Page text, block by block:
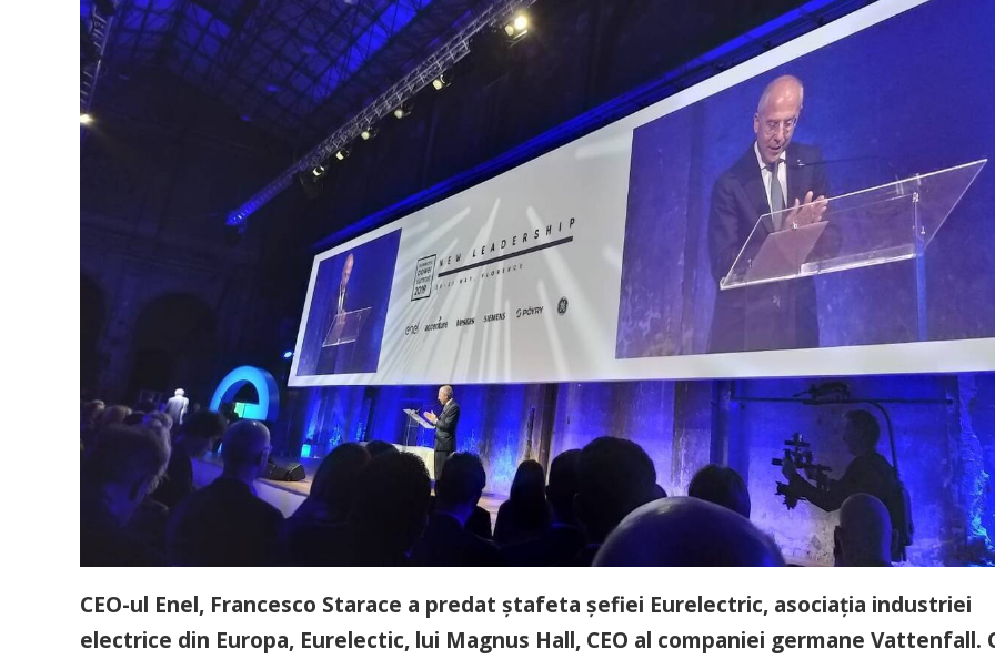
CEO-ul Enel, Francesco Starace a predat ştafeta şefiei Eurelectric, asociaţia industriei
electrice din Europa, Eurelectic, lui Magnus Hall, CEO al companiei germane Vattenfall.